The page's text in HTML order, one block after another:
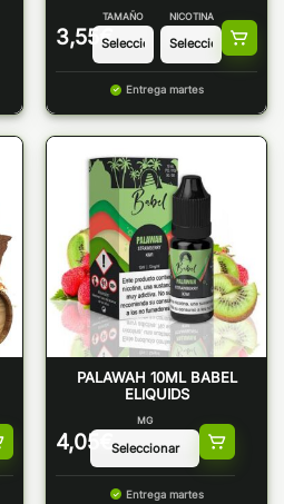
3,55 €
TAMAÑO NICOTINA
Entrega martes
PALAWAH 10ML BABEL
ELIQUIDS
4,05 €
MG
Entrega martes